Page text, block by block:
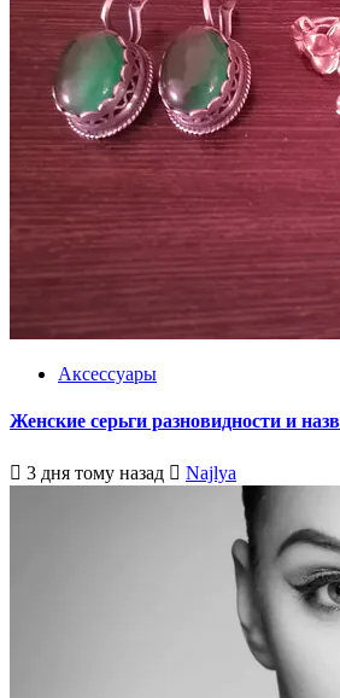
Аксессуары
Женские серьги разновидности и
3 дня тому назад Najlya